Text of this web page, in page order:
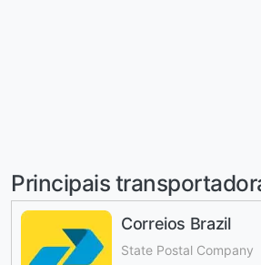
Principais
Correios Brazil
State Postal Company